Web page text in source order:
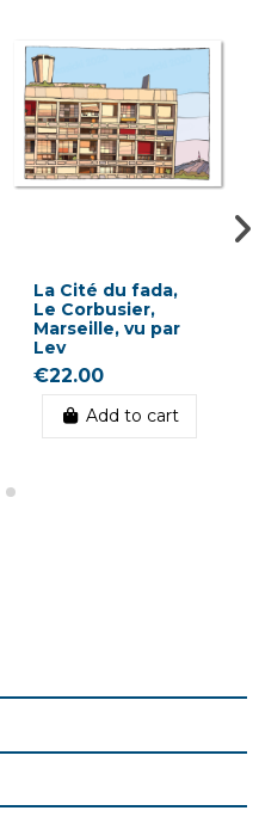
La Cité du fada,
Le Corbusier,
Marseille, vu par
Lev
€22.00
Add to cart